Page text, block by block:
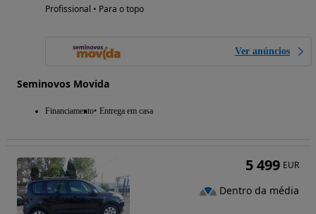
Profissional • Para o topo
Ver anúncios
Seminovos Movida
Financiamento Entrega em casa
5 499 EUR
Dentro da média